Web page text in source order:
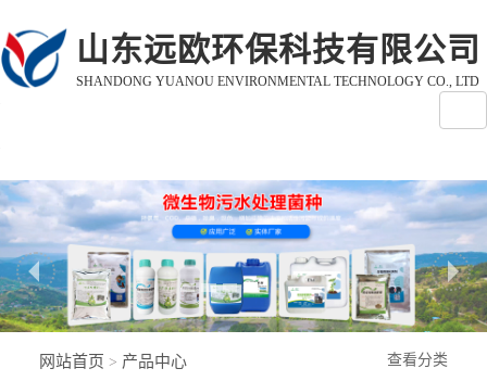
山东远欧环保科技有限公司
SHANDONG YUANOU ENVIRONMENTAL TECHNOLOGY CO., LTD
网站首页 > 产品中心 查看分类